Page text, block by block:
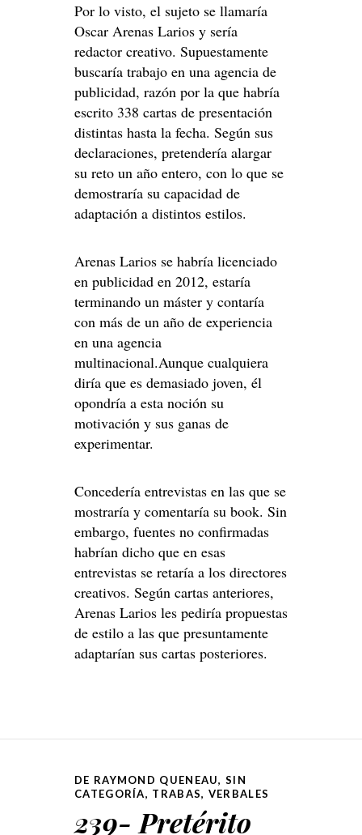
Por lo visto, el sujeto se llamaría
Oscar Arenas Larios y sería
redactor creativo. Supuestamente
buscaría trabajo en una agencia de
publicidad, razón por la que habría
escrito 338 cartas de presentación
distintas hasta la fecha. Según sus
declaraciones, pretendería alargar
su reto un año entero, con lo que se
demostraría su capacidad de
adaptación a distintos estilos.
Arenas Larios se habría licenciado
en publicidad en 2012, estaría
terminando un máster y contaría
con más de un año de experiencia
en una agencia
multinacional.Aunque cualquiera
diría que es demasiado joven, él
opondría a esta noción su
motivación y sus ganas de
experimentar.
Concedería entrevistas en las que se
mostraría y comentaría su book. Sin
embargo, fuentes no confirmadas
habrían dicho que en esas
entrevistas se retaría a los directores
creativos. Según cartas anteriores,
Arenas Larios les pediría propuestas
de estilo a las que presuntamente
adaptarían sus cartas posteriores.
DE RAYMOND QUENEAU,SIN
CATEGORÍA, TRABAS, VERBALES
239- Pretérito